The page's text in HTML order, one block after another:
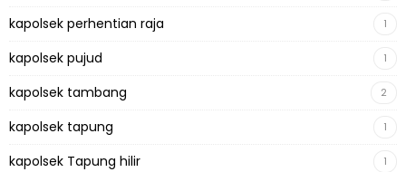
kapolsek perhentian raja 1
kapolsek pujud 1
kapolsek tambang 2
kapolsek tapung 1
kapolsek Tapung hilir 1